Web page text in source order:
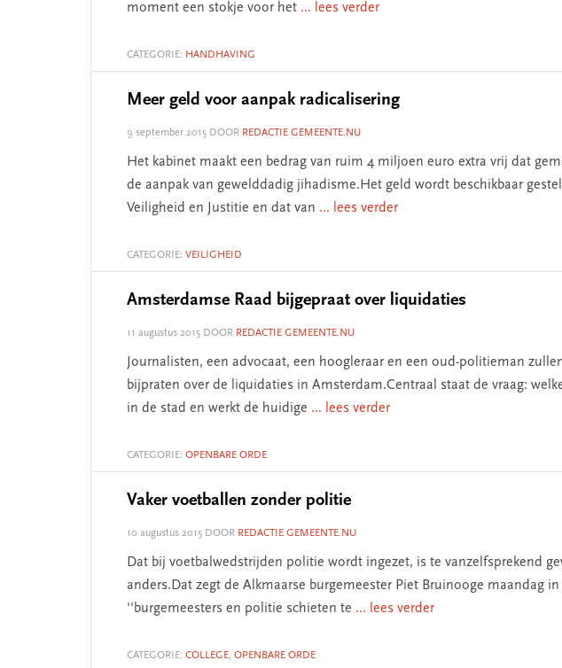
moment een stokje voor het ... lees verder
CATEGORIE: HANDHAVING
Meer geld voor aanpak radicalisering
9 september 2015 DOOR REDACTIE GEMEENTE.NU
Het kabinet maakt een bedrag van ruim 4 miljoen euro extra vrij dat
de aanpak van gewelddadig jihadisme.Het geld wordt beschikbaar
Veiligheid en Justitie en dat van ... lees verder
CATEGORIE: VEILIGHEID
Amsterdamse Raad bijgepraat over liquidaties
11 augustus 2015 DOOR REDACTIE GEMEENTE.NU
Journalisten, een advocaat, een hoogleraar en een oud-politieman
bijpraten over de liquidaties in Amsterdam.Centraal staat de vraag:
in de stad en werkt de huidige ... lees verder
CATEGORIE: OPENBARE ORDE
Vaker voetballen zonder politie
10 augustus 2015 DOOR REDACTIE GEMEENTE.NU
Dat bij voetbalwedstrijden politie wordt ingezet, is te vanzelfsprekend
anders.Dat zegt de Alkmaarse burgemeester Piet Bruinooge maandag
''burgemeesters en politie schieten te ... lees verder
CATEGORIE: COLLEGE, OPENBARE ORDE